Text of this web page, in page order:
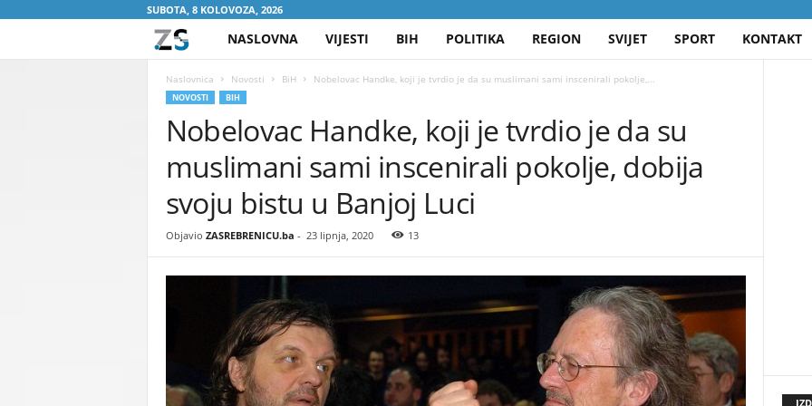
SUBOTA, 8 KOLOVOZA, 2026
A
E
B
R
N
I
NASLOVNA VIJESTI BIH POLITIKA REGION SVIJET SPORT KONTAKT
Naslovnica Novosti BiH Nobelovac Handke, koji je tvrdio je da su muslimani sami inscenirali pokolje,...
NOVOSTI BIH
Nobelovac Handke, koji je tvrdio je da su
muslimani sami inscenirali pokolje, dobija
svoju bistu u Banjoj Luci
Objavio ZASREBRENICU.ba - 23 lipnja, 2020 13